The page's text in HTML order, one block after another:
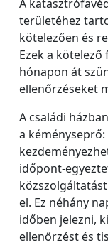
A
területéhez
kötelezően és
Ezek a
hónapon át
ellenőrzéseket
A családi
a
időpont-
el. Ez néhány
időben jelezni,
ellenőrzést és